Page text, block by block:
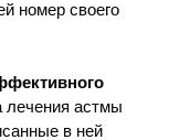
номер своего
лечения астмы
в ней